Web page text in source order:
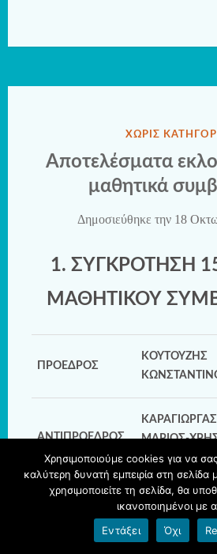
ΔΗΜΟΣΙΕΎΘΗΚΕ
ΧΩΡΊΣ
Αποτελέσματα
μαθητικά
Δημοσιεύθηκε την 18
1. ΣΥΓΚΡΟΤΗΣΗ
ΜΑΘΗΤΙΚΟΥ
ΠΡΟΕΔΡΟΣ
ΚΟΥΤΟΥΖΗΣ
ΑΝΤΙΠΡΟΕΔΡΟΣ
ΚΑΡΑΓΙΩΡΓΑΣ
ΜΑΡΙΟΣ-
ΜΟΥΓΙΟΥ
ΕΛΕΝΗ
Χρησιμοποιούμε cookies για να
καλύτερη δυνατή εμπειρία στη
χρησιμοποιείτε τη σελίδα, θα
ικανοποιημένοι με
Εντάξει
Όχι